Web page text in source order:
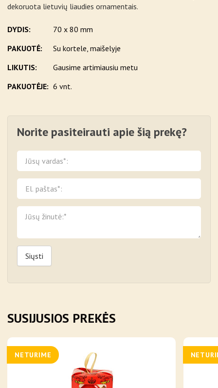
dekoruota lietuvių liaudies ornamentais.
DYDIS:
70 x 80 mm
PAKUOTĖ:
Su kortele, maišelyje
LIKUTIS:
Gausime artimiausiu metu
PAKUOTĖJE: 6 vnt.
Norite pasiteirauti apie šią prekę?
Siųsti
SUSIJUSIOS PREKĖS
NETURIME